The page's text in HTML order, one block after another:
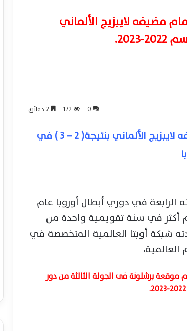
مضيفه لايبزيج الألماني
0
172
اخبار الرياضة العالمية | ريال مدريد يسقط أمام مضيفه لايبزيج الألماني بنتيجة( 2 – 3 ) في
الرابعة في دوري أبطال أوروبا عام
لخمسة هزائم أكثر في سنة تقويمية واحدة من
و2008 و2020) وفق ما أكدته شبكة أوبتا العالمية المتخصصة في
موقعة برشلونة فى الجولة الثالثة من دور